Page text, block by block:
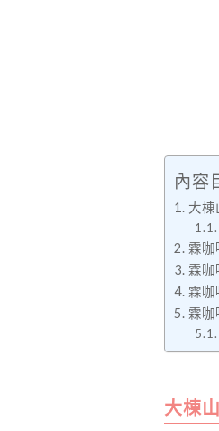
內容
大棟
霖咖
霖咖
霖咖
霖咖
大棟